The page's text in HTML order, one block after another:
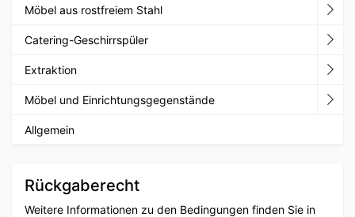
Möbel aus rostfreiem Stahl
Catering-Geschirrspüler
Extraktion
Möbel und Einrichtungsgegenstände
Allgemein
Rückgaberecht
Weitere Informationen zu den Bedingungen finden Sie in